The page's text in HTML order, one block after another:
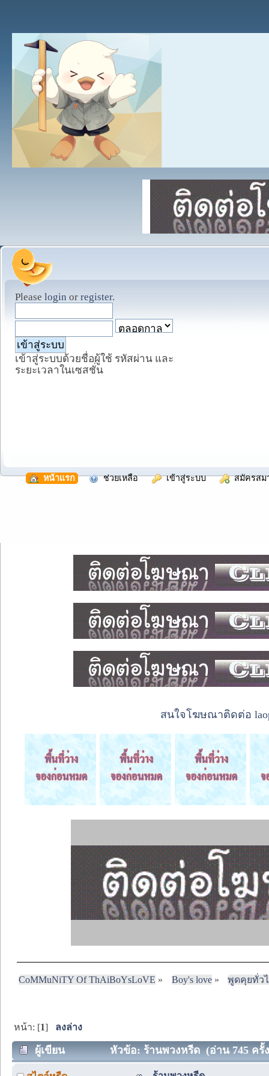
Please login or register.
เข้าสู่ระบบด้วยชื่อผู้ใช้ รหัสผ่าน และ
ระยะเวลาในเซสชั่น
หน้าแรก ช่วยเหลือ เข้าสู่ระบบ สมัครสม
สนใจโฆษณาติดต่อ
CoMMuNiTY Of ThAiBoYsLoVE » Boy's love» พูดคุยทั่ว
หน้า: [1] ลงล่าง
ผู้เขียน หัวข้อ: ร้านพวงหรีด (อ่าน 745 ครั้